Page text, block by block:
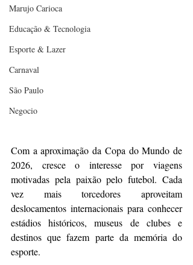
Marujo Carioca
Educação & Tecnologia
Esporte & Lazer
Carnaval
São Paulo
Negocio
Com a aproximação da Copa do Mundo de
2026, cresce o interesse por viagens
motivadas pela paixão pelo futebol. Cada
vez mais torcedores aproveitam
deslocamentos internacionais para conhecer
estádios históricos, museus de clubes e
destinos que fazem parte da memória do
esporte.